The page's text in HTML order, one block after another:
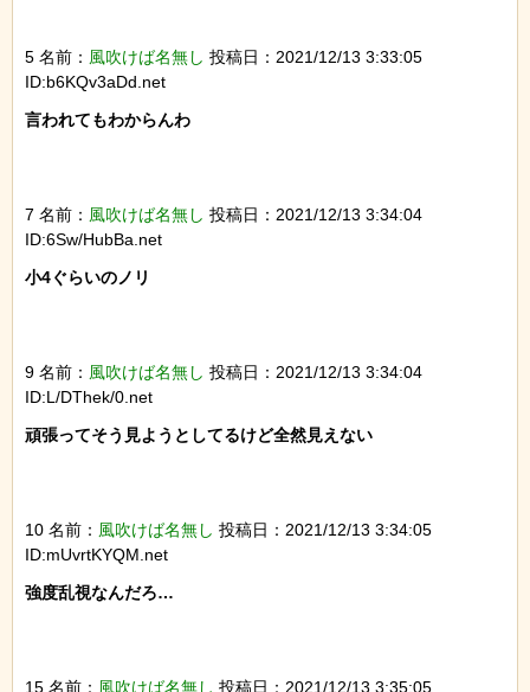
5 名前： 風吹けば名無し 投稿日：2021/12/13 3:33:05
ID:b6KQv3aDd.net
言われてもわからんわ
7 名前： 風吹けば名無し 投稿日：2021/12/13 3:34:04
ID:6Sw/HubBa.net
小4ぐらいのノリ
9 名前： 風吹けば名無し 投稿日：2021/12/13 3:34:04
ID:L/DThek/0.net
頑張ってそう見ようとしてるけど全然見えない
10 名前： 風吹けば名無し 投稿日：2021/12/13 3:34:05
ID:mUvrtKYQM.net
強度乱視なんだろ…
15 名前： 風吹けば名無し 投稿日：2021/12/13 3:35:05